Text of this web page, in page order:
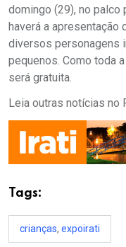
domingo (29), no palco
haverá a apresentação
diversos personagens
pequenos. Como toda
será gratuita.
Leia outras notícias no
Tags:
crianças, expoirati